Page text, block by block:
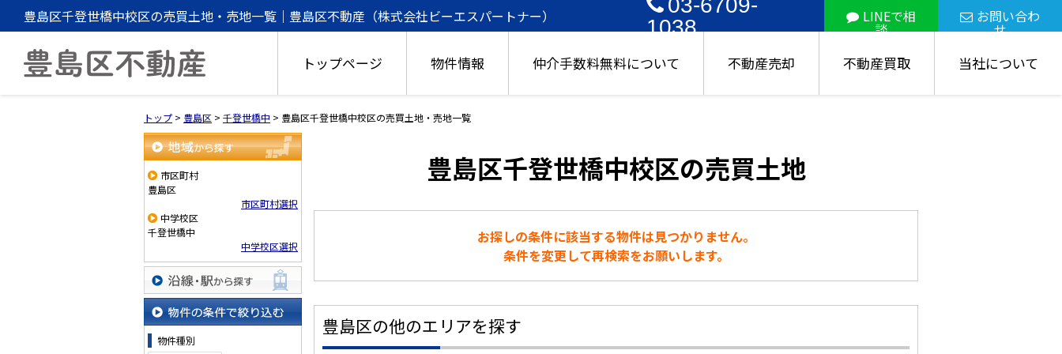
豊島区千登世橋中校区の売買土地・売地一覧｜豊島区不動産（株式会社ビーエスパートナー）
1038
LINEで相
談
お問い合わ
せ
トップページ 物件情報 仲介手数料無料について 不動産売却 不動産買取 当社について
トップ > 豊島区 > 千登世橋中 > 豊島区千登世橋中校区の売買土地・売地一覧
地域から探す
市区町村
豊島区
市区町村選択
中学校区
千登世橋中
中学校区選択
沿線・駅から探す
物件の条件で絞り込む
物件種別
豊島区千登世橋中校区の売買土地
お探しの条件に該当する物件は見つかりません。
条件を変更して再検索をお願いします。
豊島区の他のエリアを探す